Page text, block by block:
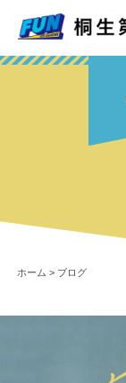
ホーム > ブログ